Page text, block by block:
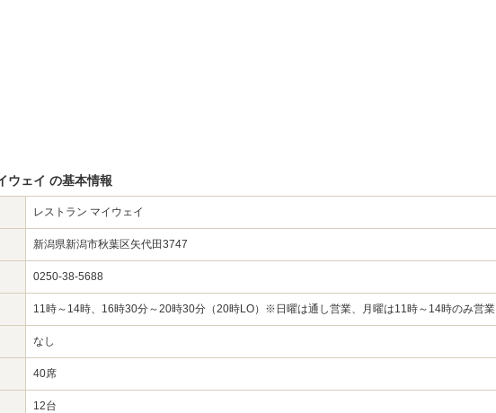
ウェイ の基本情報
レストラン マイウェイ
新潟県新潟市秋葉区矢代田3747
0250-38-5688
11時～14時、16時30分～20時30分（20時LO）※日曜は通し営業、月曜は11時～14時のみ営業
なし
40席
12台